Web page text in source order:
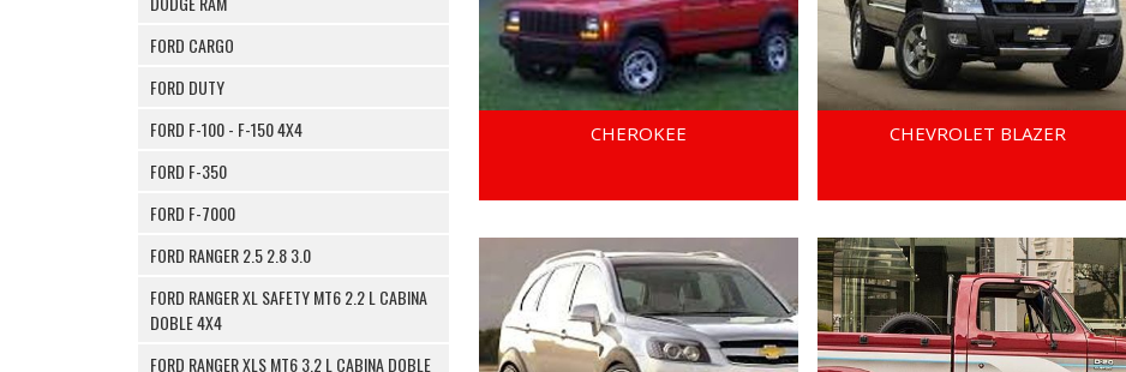
FORD CARGO
FORD DUTY
FORD F-100 - F-150 4X4
FORD F-350
FORD F-7000
FORD RANGER 2.5 2.8 3.0
FORD RANGER XL SAFETY MT6 2.2 L CABINA
DOBLE 4X4
FORD RANGER XLS MT6 3.2 L CABINA DOBLE
CHEROKEE CHEVROLET BLAZER